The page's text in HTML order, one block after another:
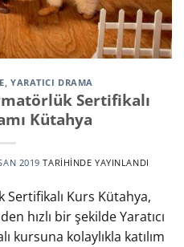
,YARATICI DRAMA
Sertifikalı
Kütahya
2019 TARIHINDE YAYINLANDI
Sertifikalı Kurs Kütahya,
hızlı bir şekilde Yaratıcı
kolaylıkla katılım